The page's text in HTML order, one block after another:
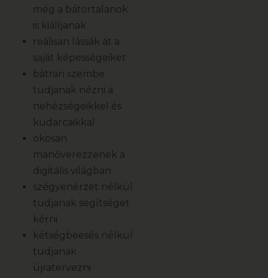
még a bátortalanok
is kiálljanak
reálisan lássák át a
saját képességeiket
bátran szembe
tudjanak nézni a
nehézségeikkel és
kudarcaikkal
okosan
manőverezzenek a
digitális világban
szégyenérzet nélkül
tudjanak segítséget
kérni
kétségbeesés nélkül
tudjanak
újratervezni